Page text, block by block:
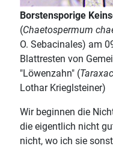
Borstensporige
(Chaetospermum
O. Sebacinales) am
Blattresten von
"Löwenzahn" (
Lothar Krieglsteiner)
Wir beginnen die
die eigentlich nicht
nicht, wo ich sie